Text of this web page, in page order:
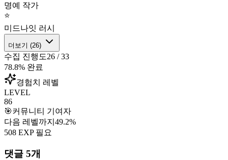
명예 작가
⭐
미드나잇 러시
더보기 (26)
수집 진행도26 /33
78.8% 완료
경험치 레벨
LEVEL
86
🎯커뮤니티 기여자
다음 레벨까지 49.2%
508 EXP 필요
댓글 5개